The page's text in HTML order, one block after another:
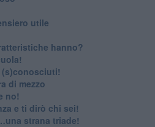
utile
hanno?
di mezzo
no!
e ti dirò chi sei!
strana triade!